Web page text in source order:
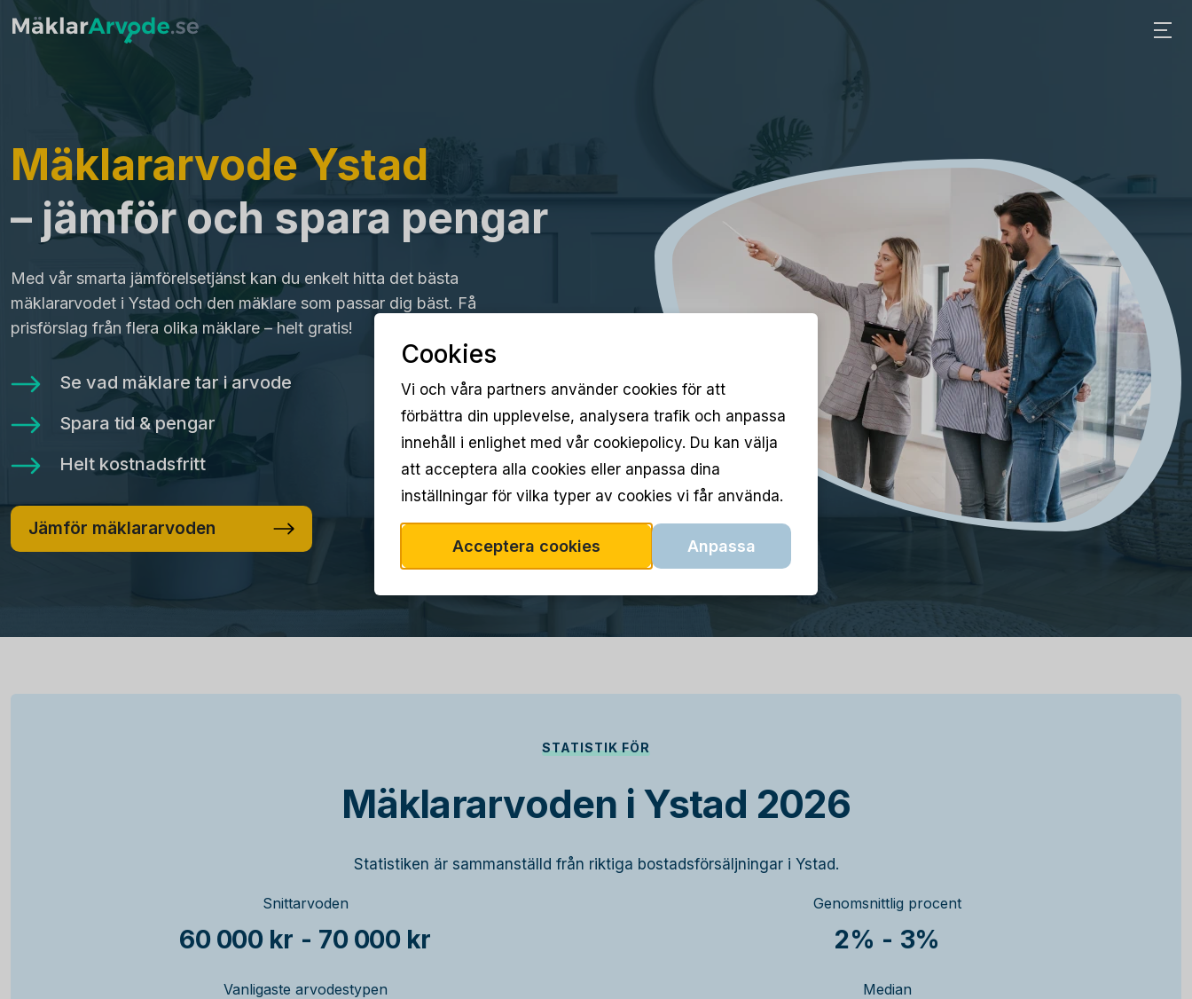
Mäklararvode Ystad
– jämför och spara pengar
Med vår smarta jämförelsetjänst kan du enkelt hitta det bästa
mäklararvodet i Ystad och den mäklare som passar dig bäst. Få
prisförslag från flera olika mäklare – helt gratis!
Se vad mäklare tar i arvode
Spara tid & pengar
Helt kostnadsfritt
Jämför mäklararvoden
STATISTIK FÖR
Mäklararvoden i Ystad 2026
Statistiken är sammanställd från riktiga bostadsförsäljningar i Ystad.
Snittarvoden
60 000 kr - 70 000 kr
Genomsnittlig procent
2% - 3%
Vanligaste arvodestypen Median
Cookies
Vi och våra partners använder cookies för att
förbättra din upplevelse, analysera trafik och anpassa
innehåll i enlighet med vår cookiepolicy. Du kan välja
att acceptera alla cookies eller anpassa dina
inställningar för vilka typer av cookies vi får använda.
Acceptera cookies Anpassa